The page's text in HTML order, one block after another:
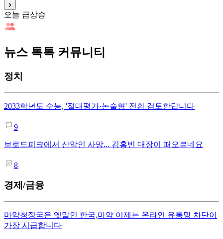
오늘 급상승
뉴스 톡톡 커뮤니티
정치
2033학년도 수능, '절대평가·논술형' 전환 검토한답니다
9
브로드피크에서 산악인 사망... 김홍빈 대장이 떠오르네요
8
경제/금융
마약청정국은 옛말인 한국,마약 이제는 온라인 유통망 차단이
가장 시급합니다